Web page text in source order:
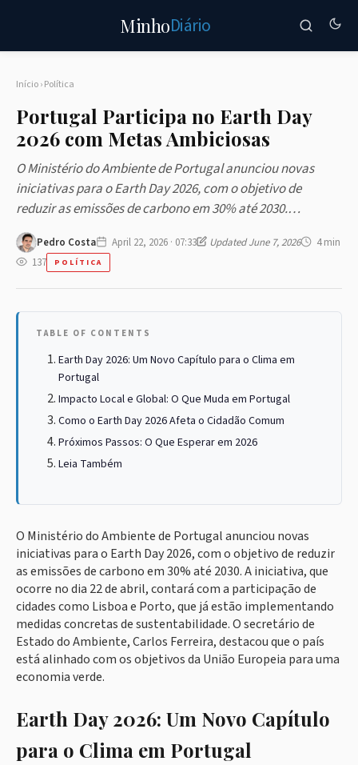
MinhoDiário
Início›Política
Portugal Participa no Earth Day
2026 com Metas Ambiciosas
O Ministério do Ambiente de Portugal anunciou novas
iniciativas para o Earth Day 2026, com o objetivo de
reduzir as emissões de carbono em 30% até 2030.…
Pedro Costa April 22, 2026 · 07:33 Updated June 7, 2026
4 min
137
POLÍTICA
TABLE OF CONTENTS
Earth Day 2026: Um Novo Capítulo para o Clima em
Portugal
Impacto Local e Global: O Que Muda em Portugal
Como o Earth Day 2026 Afeta o Cidadão Comum
Próximos Passos: O Que Esperar em 2026
Leia Também
O Ministério do Ambiente de Portugal anunciou novas
iniciativas para o Earth Day 2026, com o objetivo de reduzir
as emissões de carbono em 30% até 2030. A iniciativa, que
ocorre no dia 22 de abril, contará com a participação de
cidades como Lisboa e Porto, que já estão implementando
medidas concretas de sustentabilidade. O secretário de
Estado do Ambiente, Carlos Ferreira, destacou que o país
está alinhado com os objetivos da União Europeia para uma
economia verde.
Earth Day 2026: Um Novo Capítulo
para o Clima em Portugal